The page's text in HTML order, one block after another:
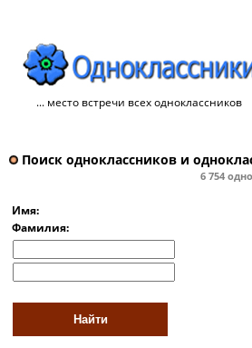
... место встречи всех одноклассников
Поиск одноклассников и
6 754
Имя:
Фамилия: